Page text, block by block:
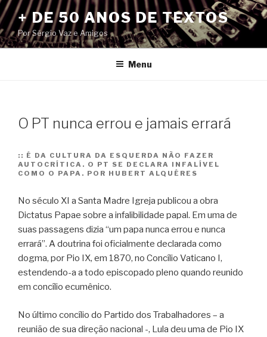
Pular
para
o
conteúdo
+ DE 50 ANOS DE TEXTOS
Por Sérgio Vaz e Amigos
Menu
O PT nunca errou e jamais errará
:: É DA CULTURA DA ESQUERDA NÃO FAZER
AUTOCRÍTICA. O PT SE DECLARA INFALÍVEL
COMO O PAPA. POR HUBERT ALQUÉRES
No século XI a Santa Madre Igreja publicou a obra
Dictatus Papae sobre a infalibilidade papal. Em uma de
suas passagens dizia “um papa nunca errou e nunca
errará”. A doutrina foi oficialmente declarada como
dogma, por Pio IX, em 1870, no Concílio Vaticano I,
estendendo-a a todo episcopado pleno quando reunido
em concílio ecumênico.
No último concílio do Partido dos Trabalhadores – a
reunião de sua direção nacional -, Lula deu uma de Pio IX